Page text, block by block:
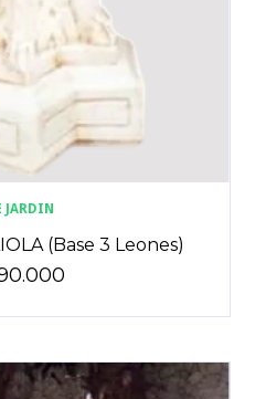
JARDIN
(Base 3 Leones)